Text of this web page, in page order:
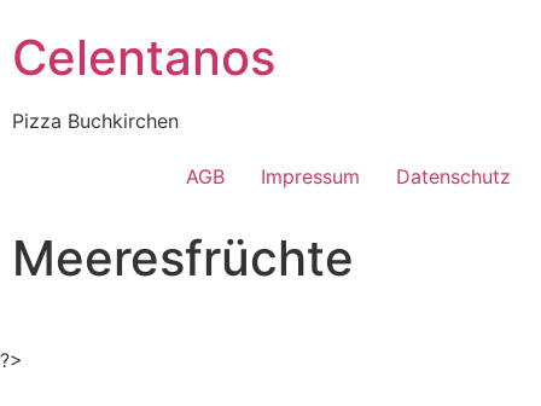
Celentanos
Pizza Buchkirchen
AGB Impressum Datenschutz
Meeresfrüchte
?>